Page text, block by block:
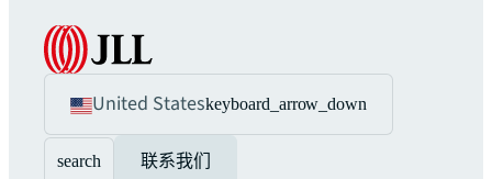
United Stateskeyboard_arrow_down
search 联系我们